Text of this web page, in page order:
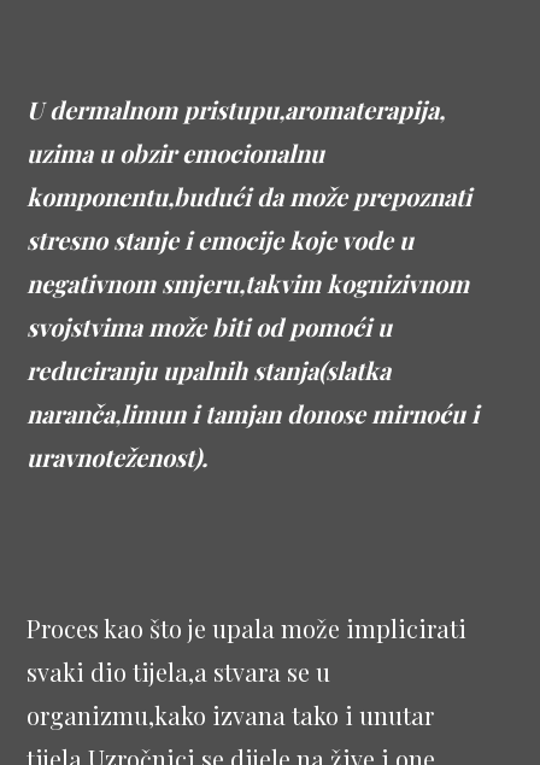
U dermalnom pristupu,aromaterapija,
uzima u obzir emocionalnu
komponentu,budući da može prepoznati
stresno stanje i emocije koje vode u
negativnom smjeru,takvim kognizivnom
svojstvima može biti od pomoći u
reduciranju upalnih stanja(slatka
naranča,limun i tamjan donose mirnoću i
uravnoteženost).
Proces kao što je upala može implicirati
svaki dio tijela,a stvara se u
organizmu,kako izvana tako i unutar